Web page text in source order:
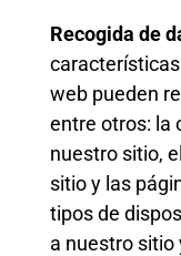
Recogida de
web pueden
entre otros: la
nuestro sitio,
sitio y las
tipos de
a nuestro sitio